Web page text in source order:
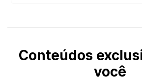
Conteúdos
você